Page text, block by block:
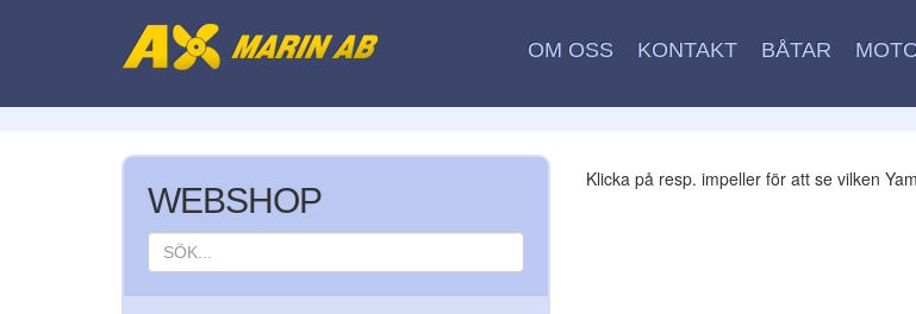
OM OSS KONTAKT BÅTAR
WEBSHOP
Klicka på resp. impeller för att se vilken